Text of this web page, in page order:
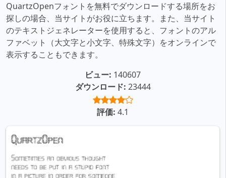
QuartzOpenフォントを無料でダウンロードする場所をお
探しの場合、当サイトがお役に立ちます。また、当サイト
のテキストジェネレーターを使用すると、フォントのアル
ファベット（大文字と小文字、特殊文字）をオンラインで
表示することもできます。
ビュー: 140607
ダウンロード: 23444
評価: 4.1